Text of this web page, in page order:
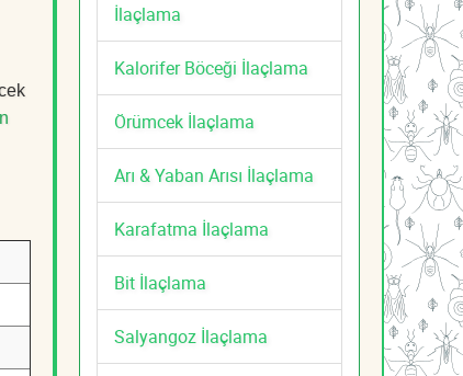
İlaçlama
Kalorifer Böceği İlaçlama
Örümcek İlaçlama
Arı & Yaban Arısı İlaçlama
Karafatma İlaçlama
Bit İlaçlama
Salyangoz İlaçlama